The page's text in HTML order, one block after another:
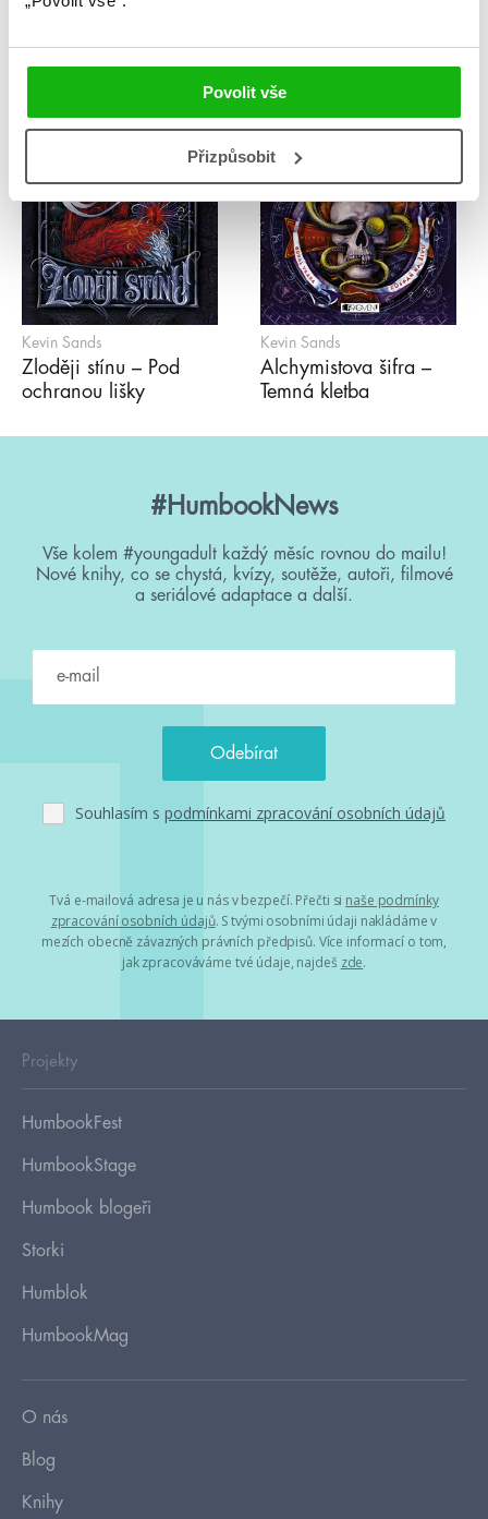
Povolit vše
Přizpůsobit
Volání přízraku
Kevin Sands
Zloději stínu – Pod
ochranou lišky
Kevin Sands
Alchymistova šifra –
Temná kletba
#HumbookNews
Vše kolem #youngadult každý měsíc rovnou do mailu!
Nové knihy, co se chystá, kvízy, soutěže, autoři, filmové
a seriálové adaptace a další.
Souhlasím s podmínkami zpracování osobních údajů
Tvá e-mailová adresa je u nás v bezpečí. Přečti si naše podmínky
zpracování osobních údajů. S tvými osobními údaji nakládáme v
mezích obecně závazných právních předpisů. Více informací o tom,
jak zpracováváme tvé údaje, najdeš zde.
Projekty
HumbookFest
HumbookStage
Humbook blogeři
Storki
Humblok
HumbookMag
O nás
Blog
Knihy